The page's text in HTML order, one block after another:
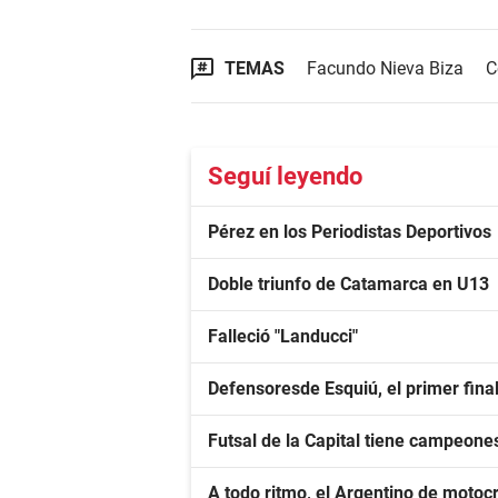
TEMAS Facundo Nieva Biza
Seguí leyendo
Pérez en los Periodistas Deportivos
Doble triunfo de Catamarca en U13
Falleció "Landucci"
Defensoresde Esquiú, el primer
Futsal de la Capital tiene
A todo ritmo, el Argentino de